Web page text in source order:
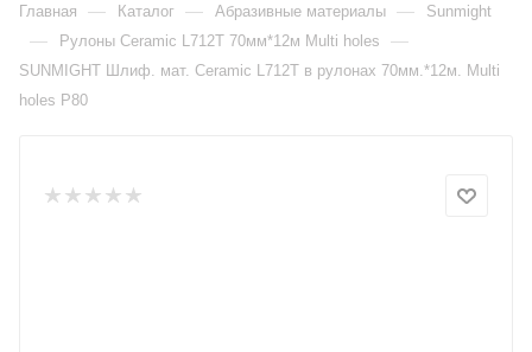
Главная — Каталог — Абразивные материалы — Sunmight
— Рулоны Ceramic L712T 70мм*12м Multi holes —
SUNMIGHT Шлиф. мат. Ceramic L712T в рулонах 70мм.*12м. Multi
holes Р80